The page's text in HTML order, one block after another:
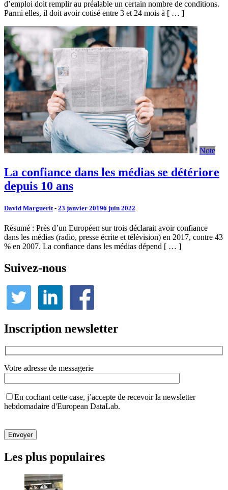
d’emploi doit remplir au préalable un certain nombre de conditions.
Parmi elles, il doit avoir cotisé entre 3 et 24 mois à [ … ]
Note
La confiance dans les médias se détériore
depuis 10 ans
David Marguerit - 23 janvier 20196 juin 2022
Résumé : Près d’un Européen sur trois déclarait avoir confiance
dans les médias (radio, presse écrite et télévision) en 2017, contre 43
% en 2007. La confiance dans les médias dépend [ … ]
Suivez-nous
Inscription newsletter
Votre adresse de messagerie
En cochant cette case, j’accepte de recevoir la newsletter
hebdomadaire d'European DataLab.
laisser
ce
champ
vide.
Les plus populaires